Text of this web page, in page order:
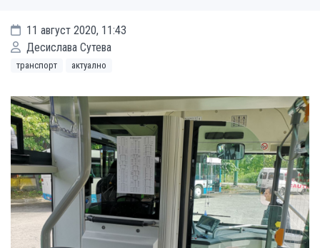
11 август 2020, 11:43
Десислава Сутева
транспорт актуално